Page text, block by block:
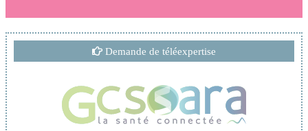
Demande de téléexpertise